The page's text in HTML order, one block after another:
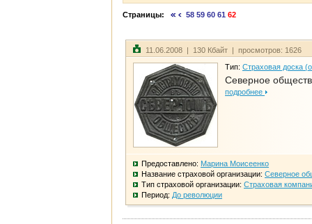
Страницы: 58 59 60 61 62
11.06.2008 | 130 Кбайт | просмотров: 1626
Тип: Страховая доска
Северное
подробнее
Предоставлено: Марина Моисеенко
Название страховой организации: Северное
Тип страховой организации: Страховая
Период: До революции